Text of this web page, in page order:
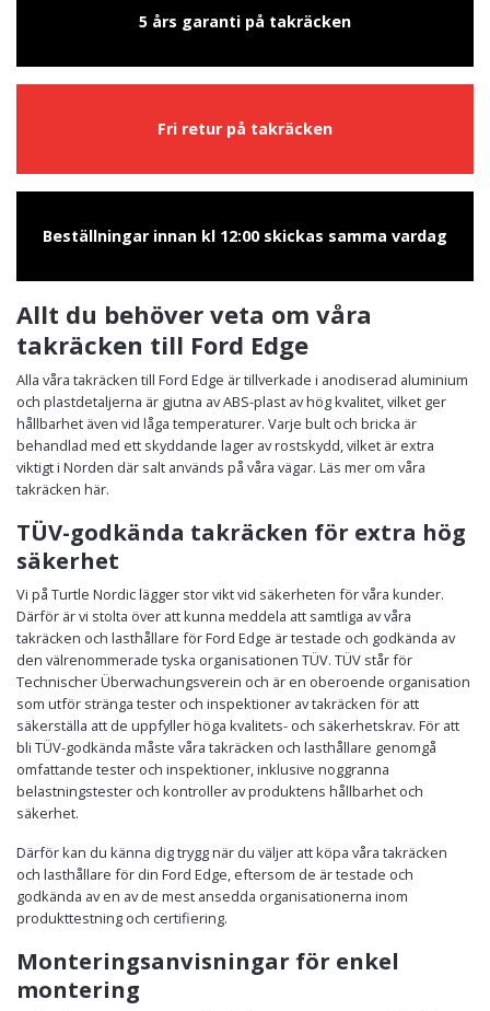
5 års garanti på takräcken
Fri retur på takräcken
Beställningar innan kl 12:00 skickas samma vardag
Allt du behöver veta om våra
takräcken till Ford Edge
Alla våra takräcken till Ford Edge är tillverkade i anodiserad aluminium
och plastdetaljerna är gjutna av ABS-plast av hög kvalitet, vilket ger
hållbarhet även vid låga temperaturer. Varje bult och bricka är
behandlad med ett skyddande lager av rostskydd, vilket är extra
viktigt i Norden där salt används på våra vägar. Läs mer om våra
takräcken här.
TÜV-godkända takräcken för extra hög
säkerhet
Vi på Turtle Nordic lägger stor vikt vid säkerheten för våra kunder.
Därför är vi stolta över att kunna meddela att samtliga av våra
takräcken och lasthållare för Ford Edge är testade och godkända av
den välrenommerade tyska organisationen TÜV. TÜV står för
Technischer Überwachungsverein och är en oberoende organisation
som utför stränga tester och inspektioner av takräcken för att
säkerställa att de uppfyller höga kvalitets- och säkerhetskrav. För att
bli TÜV-godkända måste våra takräcken och lasthållare genomgå
omfattande tester och inspektioner, inklusive noggranna
belastningstester och kontroller av produktens hållbarhet och
säkerhet.
Därför kan du känna dig trygg när du väljer att köpa våra takräcken
och lasthållare för din Ford Edge, eftersom de är testade och
godkända av en av de mest ansedda organisationerna inom
produkttestning och certifiering.
Monteringsanvisningar för enkel
montering